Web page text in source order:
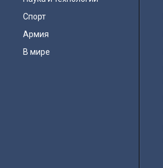
Спорт
Армия
В мире